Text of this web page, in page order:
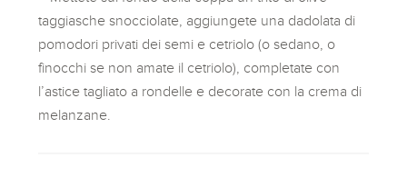
taggiasche snocciolate, aggiungete una dadolata di
pomodori privati dei semi e cetriolo (o sedano, o
finocchi se non amate il cetriolo), completate con
l’astice tagliato a rondelle e decorate con la crema di
melanzane.